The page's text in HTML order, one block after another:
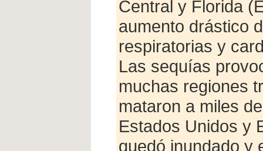
Central y Florida
aumento drástico
respiratorias y
Las sequías
muchas regiones
mataron a miles
Estados Unidos y
quedó inundado y